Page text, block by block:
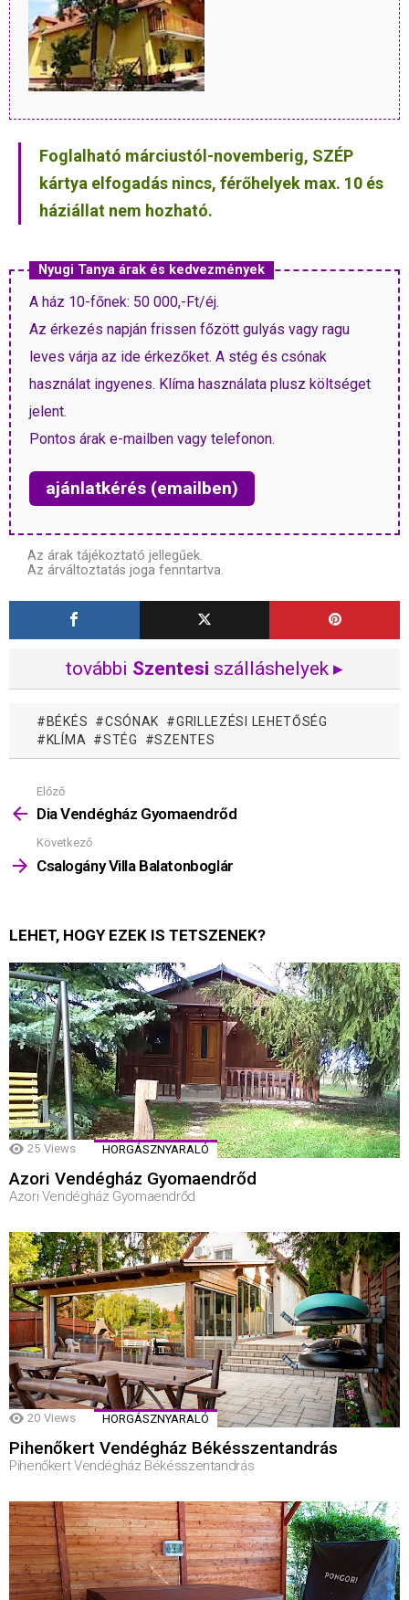
Foglalható márciustól-novemberig, SZÉP
kártya elfogadás nincs, férőhelyek max. 10 és
háziállat nem hozható.
Nyugi Tanya árak és kedvezmények
A ház 10-főnek: 50 000,-Ft/éj.
Az érkezés napján frissen főzött gulyás vagy ragu
leves várja az ide érkezőket. A stég és csónak
használat ingyenes. Klíma használata plusz költséget
jelent.
Pontos árak e-mailben vagy telefonon.
ajánlatkérés (emailben)
Az árak tájékoztató jellegűek.
Az árváltoztatás joga fenntartva.
további Szentesi szálláshelyek ▸
BÉKÉS CSÓNAK
GRILLEZÉSI LEHETŐSÉG
KLÍMA
STÉG SZENTES
Mutass
többet
Előző
Dia Vendégház Gyomaendrőd
Következő
Csalogány Villa Balatonboglár
LEHET, HOGY EZEK IS TETSZENEK?
25 Views HORGÁSZNYARALÓ
Azori Vendégház Gyomaendrőd
Azori Vendégház Gyomaendrőd
20 Views HORGÁSZNYARALÓ
Pihenőkert Vendégház Békésszentandrás
Pihenőkert Vendégház Békésszentandrás